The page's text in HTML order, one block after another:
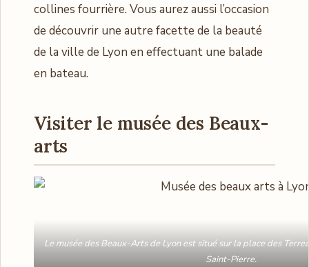
collines fourrière. Vous aurez aussi l’occasion
de découvrir une autre facette de la beauté
de la ville de Lyon en effectuant une balade
en bateau.
Visiter le musée des Beaux-
arts
Le musée des Beaux-Arts de Lyon est situé sur la place des
Saint-Pierre.